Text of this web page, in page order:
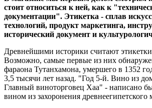
стоит относиться к ней, как к
документации". Этикетка - сплав
технологий, продукт маркетинга,
исторический документ и
Древнейшими историки считают
Возможно, самые первые из них
фараона Тутанхамона, умершего в 1352
3,5 тысячи лет назад. "Год 5-й. Вино из
Главный виноторговец Хаа" - написано
вином из захоронения древнеегипетского